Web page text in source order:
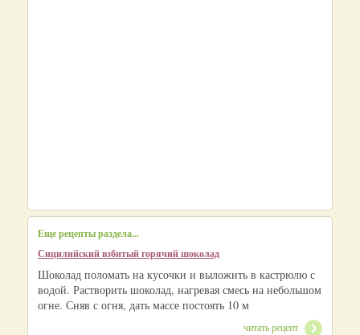
Еще рецепты раздела...
Сицилийский взбитый горячий шоколад
Шоколад поломать на кусочки и выложить в кастрюлю с
водой. Растворить шоколад, нагревая смесь на небольшом
огне. Сняв с огня, дать массе постоять 10 м
читать рецепт